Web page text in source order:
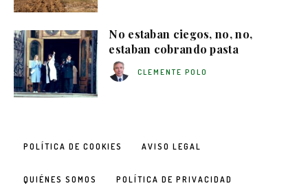
No estaban ciegos, no, no,
estaban cobrando pasta
CLEMENTE POLO
POLÍTICA DE COOKIES AVISO LEGAL
QUIÉNES SOMOS POLÍTICA DE PRIVACIDAD